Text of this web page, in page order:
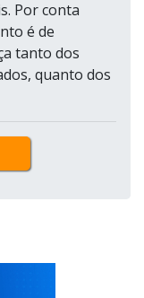
Por conta
é de
tanto dos
quanto dos